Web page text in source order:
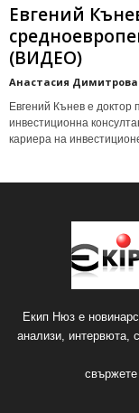
Евгений
(ВИДЕО)
Анастасия Димитрова
Евгений Кънев е
инвестиционна
кариера на
Екип Нюз е
анализи, интервюта,